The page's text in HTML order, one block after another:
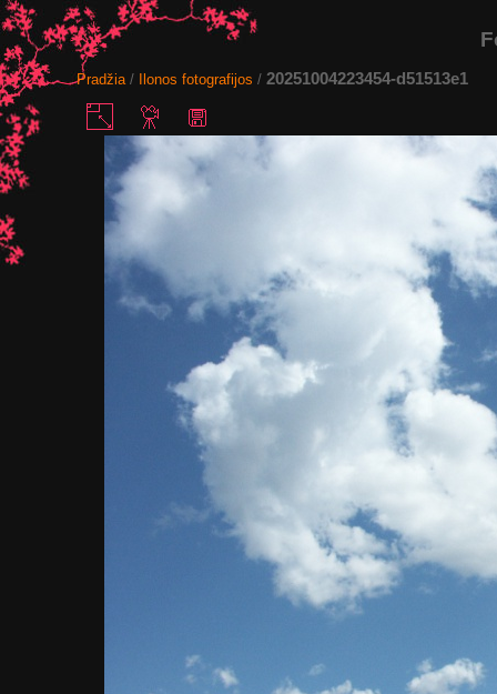
Pradžia/ Ilonos fotografijos / 20251004223454-d51513e1